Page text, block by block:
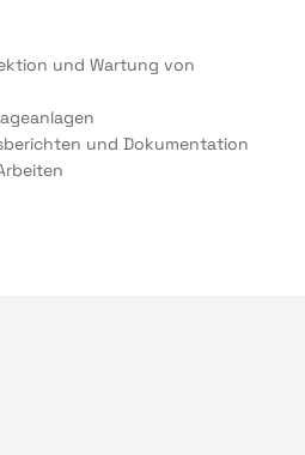
und Wartung von
und Dokumentation